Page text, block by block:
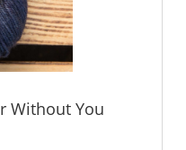
Without You